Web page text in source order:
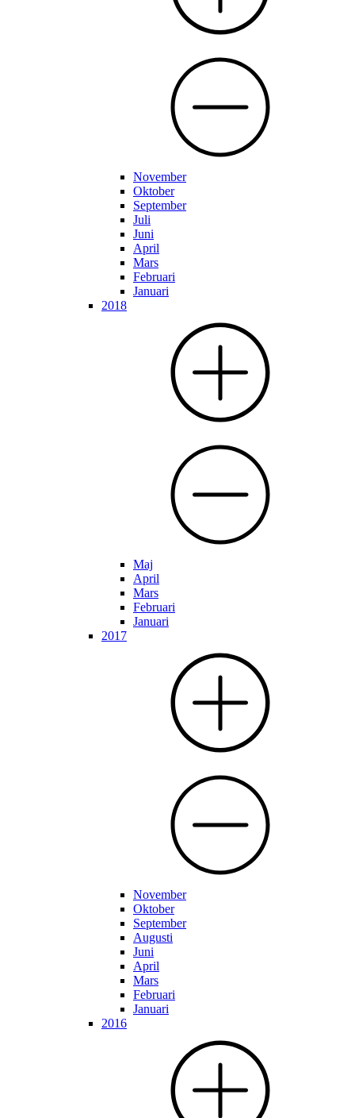
November
Oktober
September
Juli
Juni
April
Mars
Februari
Januari
2018
Maj
April
Mars
Februari
Januari
2017
November
Oktober
September
Augusti
Juni
April
Mars
Februari
Januari
2016